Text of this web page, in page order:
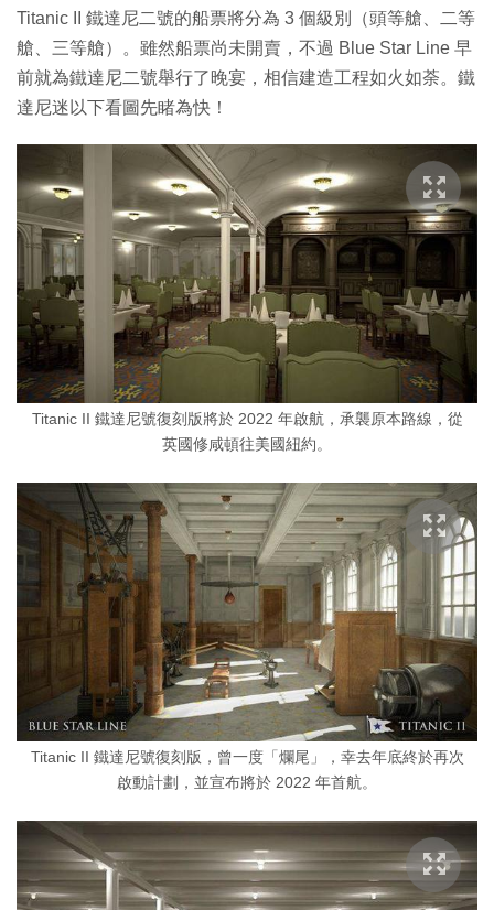
Titanic II 鐵達尼二號的船票將分為 3 個級別（頭等艙、二等
艙、三等艙）。雖然船票尚未開賣，不過 Blue Star Line 早
前就為鐵達尼二號舉行了晚宴，相信建造工程如火如荼。鐵
達尼迷以下看圖先睹為快！
Titanic II 鐵達尼號復刻版將於 2022 年啟航，承襲原本路線，從
英國修咸頓往美國紐約。
Titanic II 鐵達尼號復刻版，曾一度「爛尾」，幸去年底終於再次
啟動計劃，並宣布將於 2022 年首航。